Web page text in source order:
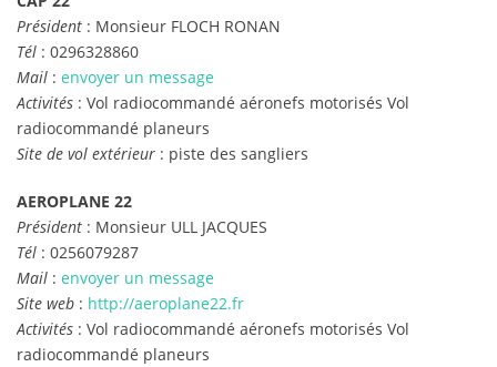
Président : Monsieur FLOCH RONAN
Tél : 0296328860
Mail : envoyer un message
Activités : Vol radiocommandé aéronefs motorisés Vol
radiocommandé planeurs
Site de vol extérieur : piste des sangliers
AEROPLANE 22
Président : Monsieur ULL JACQUES
Tél : 0256079287
Mail : envoyer un message
Site web : http://aeroplane22.fr
Activités : Vol radiocommandé aéronefs motorisés Vol
radiocommandé planeurs